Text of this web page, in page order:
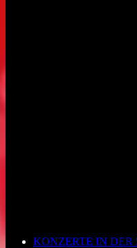
KONZERTE IN DER